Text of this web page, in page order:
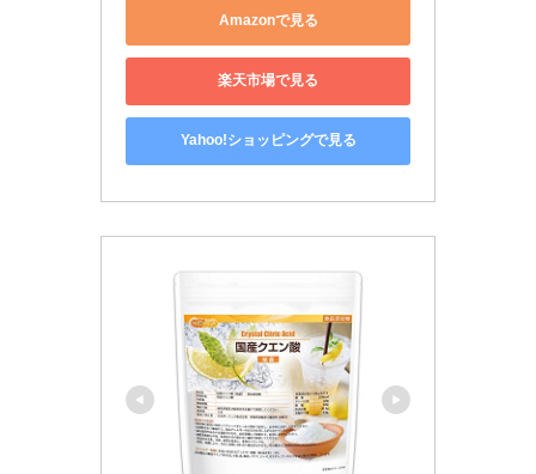
Amazonで見る
楽天市場で見る
Yahoo!ショッピングで見る